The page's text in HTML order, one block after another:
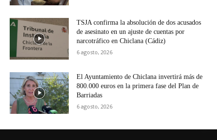
TSJA confirma la absolución de dos acusados
de asesinato en un ajuste de cuentas por
narcotráfico en Chiclana (Cádiz)
6 agosto, 2026
El Ayuntamiento de Chiclana invertirá más de
800.000 euros en la primera fase del Plan de
Barriadas
6 agosto, 2026